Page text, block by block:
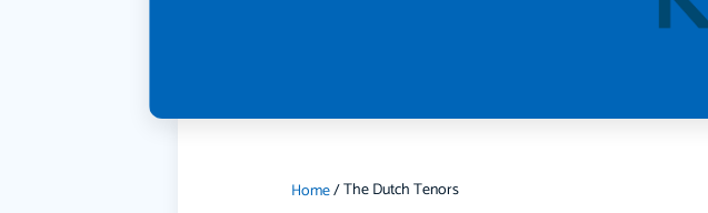
Home/The Dutch Tenors